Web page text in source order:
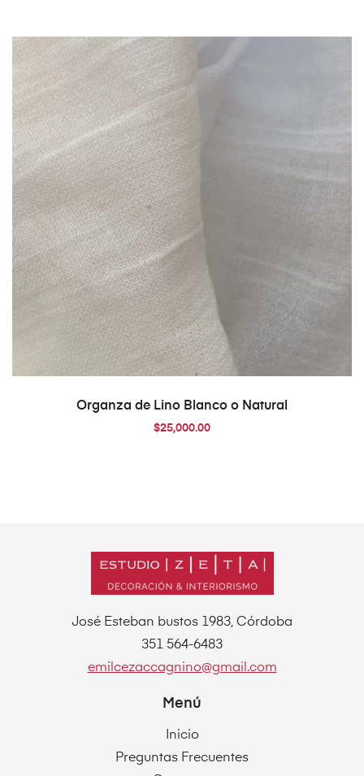
AÑADIR AL CARRITO
Organza de Lino Blanco o Natural
$25,000.00
José Esteban bustos 1983, Córdoba
351 564-6483
emilcezaccagnino@gmail.com
Menú
Inicio
Preguntas Frecuentes